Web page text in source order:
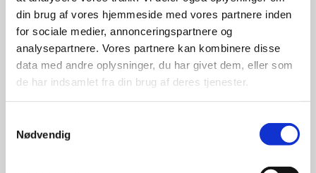
din brug af vores hjemmeside med vores partnere inden
for sociale medier, annonceringspartnere og
analysepartnere. Vores partnere kan kombinere disse
data med andre oplysninger, du har givet dem, eller som
de har indsamlet fra din brug af deres tjenester.
Nødvendig
Test dine argumenter